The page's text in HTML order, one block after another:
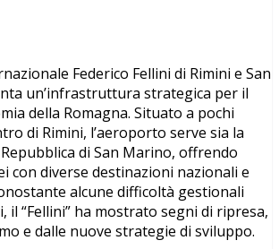
Federico Fellini di Rimini e San
un’infrastruttura strategica per il
della Romagna. Situato a pochi
di Rimini, l’aeroporto serve sia la
di San Marino, offrendo
con diverse destinazioni nazionali e
alcune difficoltà gestionali
il “Fellini” ha mostrato segni di ripresa,
e dalle nuove strategie di sviluppo.